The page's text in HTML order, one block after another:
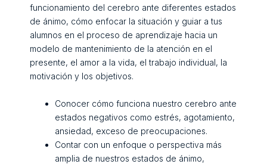
funcionamiento del cerebro ante diferentes estados
de ánimo, cómo enfocar la situación y guiar a tus
alumnos en el proceso de aprendizaje hacia un
modelo de mantenimiento de la atención en el
presente, el amor a la vida, el trabajo individual, la
motivación y los objetivos.
Conocer cómo funciona nuestro cerebro ante
estados negativos como estrés, agotamiento,
ansiedad, exceso de preocupaciones.
Contar con un enfoque o perspectiva más
amplia de nuestros estados de ánimo,